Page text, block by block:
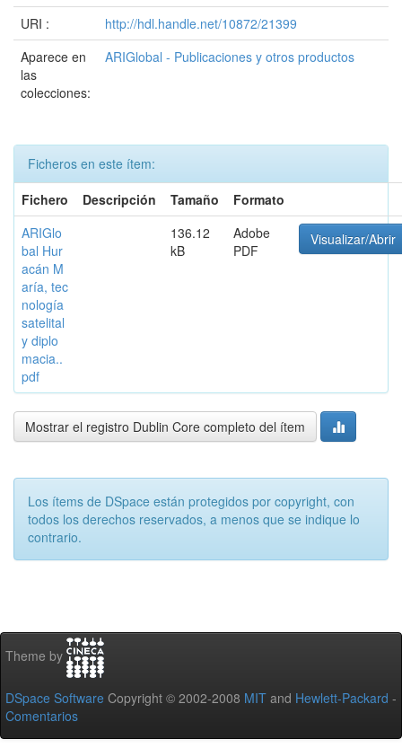
URI :
http://hdl.handle.net/10872/21399
Aparece en
las
colecciones:
ARIGlobal - Publicaciones y otros productos
Ficheros en este ítem:
Fichero
Descripción Tamaño
Formato
ARIGlo
bal Hur
acán M
aría, tec
nología
satelital
y diplo
macia..
pdf
136.12
kB
Adobe
PDF
Visualizar/Abrir
Mostrar el registro Dublin Core completo del ítem
Los ítems de DSpace están protegidos por copyright, con
todos los derechos reservados, a menos que se indique lo
contrario.
Theme by
DSpace Software Copyright © 2002-2008 MIT and Hewlett-Packard -
Comentarios